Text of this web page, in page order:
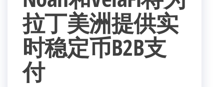
拉丁美洲提供实
时稳定币B2B支
付